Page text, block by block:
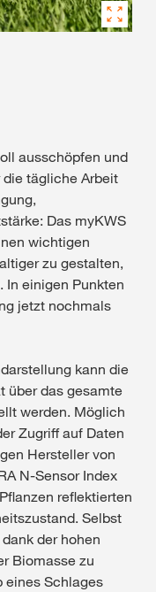
ausschöpfen und
tägliche Arbeit
Das myKWS
wichtigen
zu gestalten,
In einigen Punkten
jetzt nochmals
kann die
über das gesamte
werden. Möglich
Zugriff auf Daten
Hersteller von
N-Sensor Index
reflektierten
Selbst
der hohen
Biomasse zu
eines Schlages